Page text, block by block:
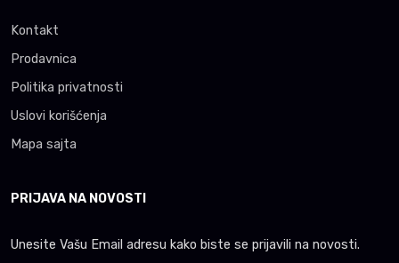
Kontakt
Prodavnica
Politika privatnosti
Uslovi korišćenja
Mapa sajta
PRIJAVA NA NOVOSTI
Unesite Vašu Email adresu kako biste se prijavili na novosti.